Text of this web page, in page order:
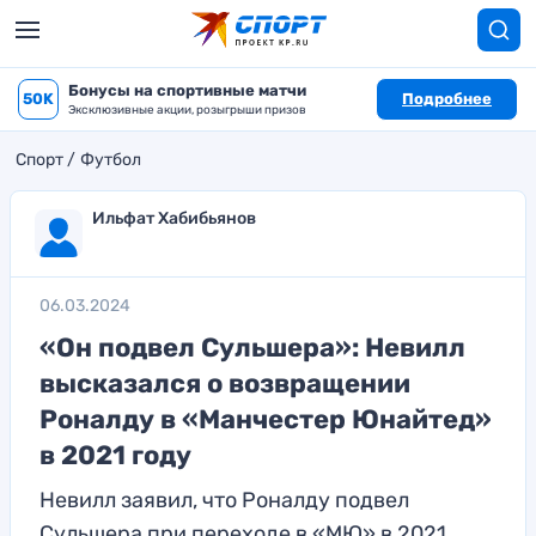
50K Бонусы на спортивные матчи
Эксклюзивные акции, розыгрыши призов
Подробнее
Спорт Футбол
Ильфат Хабибьянов
06.03.2024
«Он подвел Сульшера»: Невилл
высказался о возвращении
Роналду в «Манчестер Юнайтед»
в 2021 году
Невилл заявил, что Роналду подвел